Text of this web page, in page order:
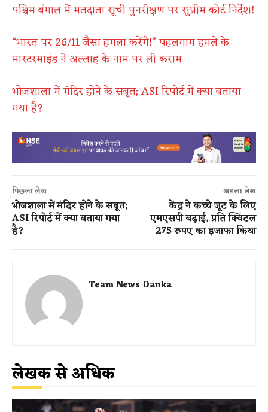
पश्चिम बंगाल में मतदाता सूची पुनरीक्षण पर सुप्रीम कोर्ट निर्देश!
“भारत पर 26/11 जैसा हमला करेंगे!” पहलगाम हमले के
मास्टरमाइंड ने अल्लाह के नाम पर ली कसम
भोजशाला में मंदिर होने के सबूत; ASI रिपोर्ट में क्या बताया
गया है?
पिछला लेख
भोजशाला में मंदिर होने के सबूत;
ASI रिपोर्ट में क्या बताया गया
है?
अगला लेख
केंद्र ने कच्चे जूट के लिए
एमएसपी बढ़ाई, प्रति क्विंटल
275 रुपए का इजाफा किया
Team News Danka
लेखक से अधिक